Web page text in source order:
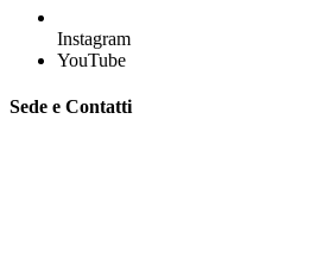
Instagram
YouTube
Sede e Contatti